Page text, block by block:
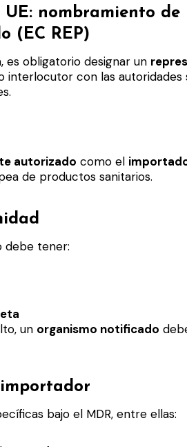
nombramiento de
(EC REP)
es obligatorio designar un
interlocutor con las autoridades
autorizado como el
de productos sanitarios.
debe tener:
un organismo notificado
bajo el MDR, entre ellas: